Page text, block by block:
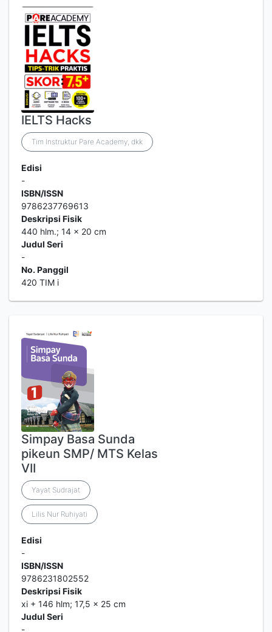
IELTS Hacks
Tim Instruktur Pare Academy, dkk
Edisi
-
ISBN/ISSN
9786237769613
Deskripsi Fisik
440 hlm.; 14 x 20 cm
Judul Seri
-
No. Panggil
420 TIM i
Simpay Basa Sunda
pikeun SMP/ MTS Kelas
VII
Yayat Sudrajat
Lilis Nur Ruhiyati
Edisi
-
ISBN/ISSN
9786231802552
Deskripsi Fisik
xi + 146 hlm; 17,5 x 25 cm
Judul Seri
-